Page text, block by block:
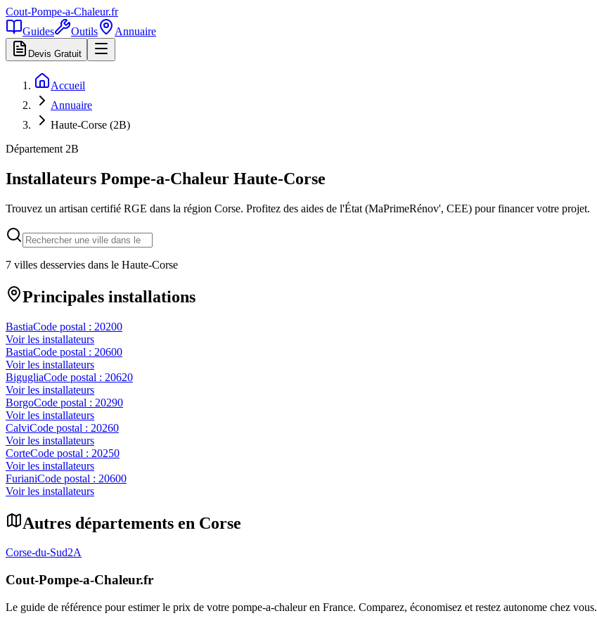
Cout-Pompe-a-Chaleur.fr
Guides
Outils Annuaire
Devis Gratuit
Accueil
Annuaire
Haute-Corse (2B)
Département 2B
Installateurs Pompe-a-Chaleur Haute-Corse
Trouvez un artisan certifié RGE dans la région Corse. Profitez des aides de l'État (MaPrimeRénov', CEE) pour financer votre projet.
7 villes desservies dans le Haute-Corse
Principales installations
BastiaCode postal : 20200
Voir les installateurs
BastiaCode postal : 20600
Voir les installateurs
BigugliaCode postal : 20620
Voir les installateurs
BorgoCode postal : 20290
Voir les installateurs
CalviCode postal : 20260
Voir les installateurs
CorteCode postal : 20250
Voir les installateurs
FurianiCode postal : 20600
Voir les installateurs
Autres départements en Corse
Corse-du-Sud2A
Cout-Pompe-a-Chaleur.fr
Le guide de référence pour estimer le prix de votre pompe-a-chaleur en France. Comparez, économisez et restez autonome chez vous.